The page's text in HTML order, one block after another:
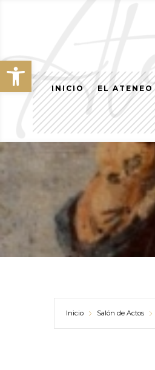
Abrir barra de herramientas
INICIO EL ATENEO
Inicio Salón de Actos